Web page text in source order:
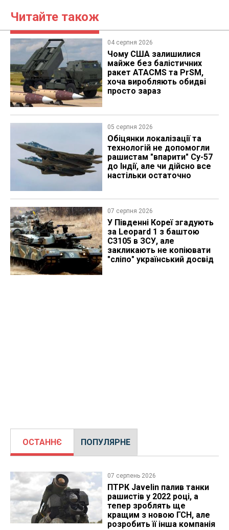
Читайте також
04 серпня 2026
Чому США залишилися
майже без балістичних
ракет ATACMS та PrSM,
хоча виробляють обидві
просто зараз
05 серпня 2026
Обіцянки локалізації та
технологій не допомогли
рашистам "впарити" Су-57
до Індії, але чи дійсно все
настільки остаточно
07 серпня 2026
У Південні Кореї згадують
за Leopard 1 з баштою
C3105 в ЗСУ, але
закликають не копіювати
"сліпо" український досвід
ОСТАННЄ ПОПУЛЯРНЕ
07 серпень 2026
ПТРК Javelin палив танки
рашистів у 2022 році, а
тепер зроблять ще
кращим з новою ГСН, але
розробить її інша компанія